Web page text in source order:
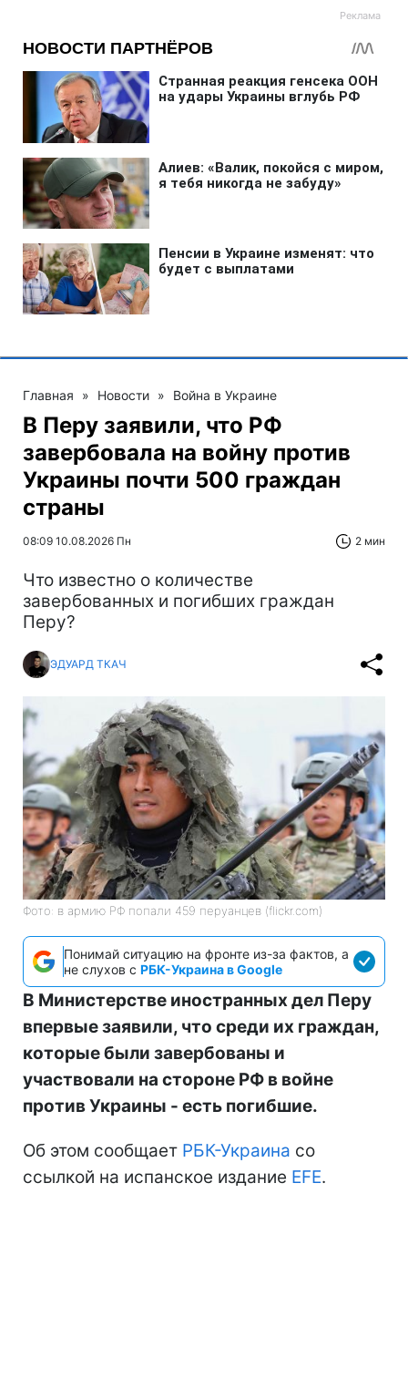
Главная » Новости » Война в Украине
В Перу заявили, что РФ
завербовала на войну против
Украины почти 500 граждан
страны
08:09 10.08.2026 Пн 2 мин
Что известно о количестве
завербованных и погибших граждан
Перу?
ЭДУАРД ТКАЧ
Фото: в армию РФ попали 459 перуанцев (flickr.com)
Понимай ситуацию на фронте из-за фактов, а
не слухов с РБК-Украина в Google
В Министерстве иностранных дел Перу
впервые заявили, что среди их граждан,
которые были завербованы и
участвовали на стороне РФ в войне
против Украины - есть погибшие.
Об этом сообщает РБК-Украина со
ссылкой на испанское издание EFE.